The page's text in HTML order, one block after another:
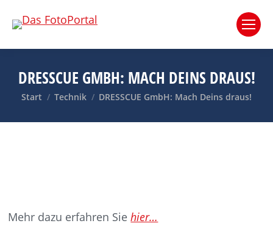
DRESSCUE GMBH: MACH DEINS DRAUS!
Sie befinden sich hier:
Start Technik DRESSCUE GmbH: Mach Deins draus!
Mehr dazu erfahren Siehier…